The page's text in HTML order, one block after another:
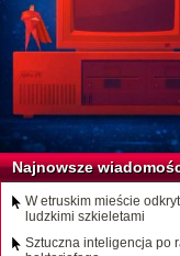
Najnowsze
W etruskim mieście
ludzkimi szkieletami
Sztuczna inteligencja po